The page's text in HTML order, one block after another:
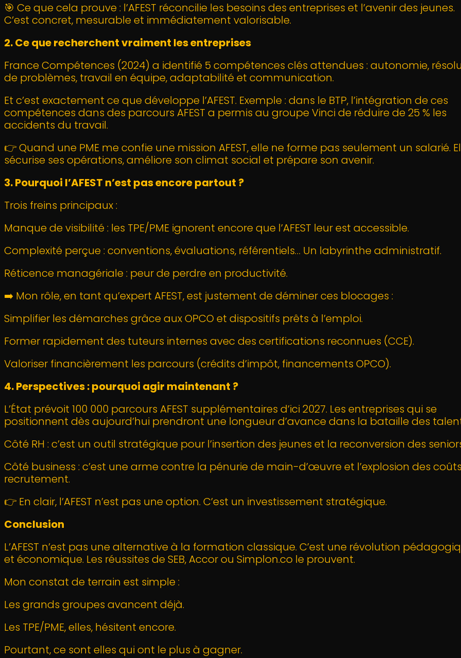
🎯 Ce que cela prouve : l’AFEST réconcilie les besoins des entreprises et l’avenir des jeunes.
C’est concret, mesurable et immédiatement valorisable.
2. Ce que recherchent vraiment les entreprises
France Compétences (2024) a identifié 5 compétences clés attendues : autonomie,
de problèmes, travail en équipe, adaptabilité et communication.
Et c’est exactement ce que développe l’AFEST. Exemple : dans le BTP, l’intégration de ces
compétences dans des parcours AFEST a permis au groupe Vinci de réduire de 25 % les
accidents du travail.
👉 Quand une PME me confie une mission AFEST, elle ne forme pas seulement un salarié.
sécurise ses opérations, améliore son climat social et prépare son avenir.
3. Pourquoi l’AFEST n’est pas encore partout ?
Trois freins principaux :
Manque de visibilité : les TPE/PME ignorent encore que l’AFEST leur est accessible.
Complexité perçue : conventions, évaluations, référentiels… Un labyrinthe administratif.
Réticence managériale : peur de perdre en productivité.
➡️ Mon rôle, en tant qu’expert AFEST, est justement de déminer ces blocages :
Simplifier les démarches grâce aux OPCO et dispositifs prêts à l’emploi.
Former rapidement des tuteurs internes avec des certifications reconnues (CCE).
Valoriser financièrement les parcours (crédits d’impôt, financements OPCO).
4. Perspectives : pourquoi agir maintenant ?
L’État prévoit 100 000 parcours AFEST supplémentaires d’ici 2027. Les entreprises qui se
positionnent dès aujourd’hui prendront une longueur d’avance dans la bataille des
Côté RH : c’est un outil stratégique pour l’insertion des jeunes et la reconversion des
Côté business : c’est une arme contre la pénurie de main-d’œuvre et l’explosion des
recrutement.
👉 En clair, l’AFEST n’est pas une option. C’est un investissement stratégique.
Conclusion
L’AFEST n’est pas une alternative à la formation classique. C’est une révolution
et économique. Les réussites de SEB, Accor ou Simplon.co le prouvent.
Mon constat de terrain est simple :
Les grands groupes avancent déjà.
Les TPE/PME, elles, hésitent encore.
Pourtant, ce sont elles qui ont le plus à gagner.